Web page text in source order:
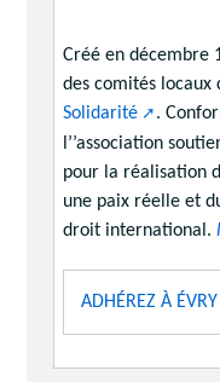
Créé en décembre
des comités locaux
Solidarité
.
l’’association
pour la réalisation
une paix réelle et
droit international.
ADHÉREZ À